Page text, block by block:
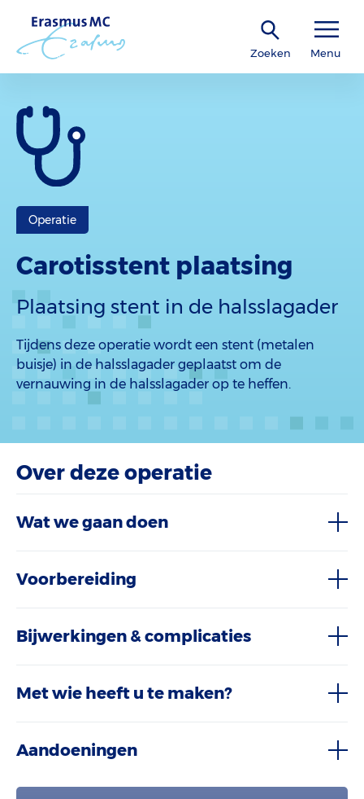
Zoeken Menu
Operatie
Carotisstent plaatsing
Plaatsing stent in de halsslagader
Tijdens deze operatie wordt een stent (metalen
buisje) in de halsslagader geplaatst om de
vernauwing in de halsslagader op te heffen.
Over deze operatie
Wat we gaan doen
Voorbereiding
Bijwerkingen & complicaties
Met wie heeft u te maken?
Aandoeningen